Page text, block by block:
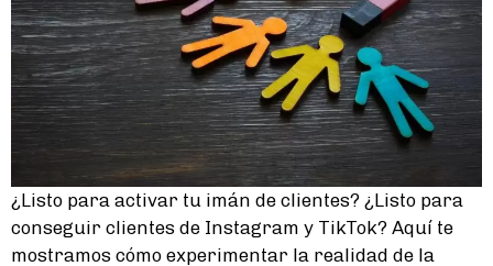
¿Listo para activar tu imán de clientes? ¿Listo para
conseguir clientes de Instagram y TikTok? Aquí te
mostramos cómo experimentar la realidad de la